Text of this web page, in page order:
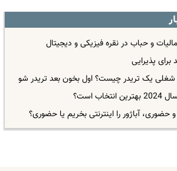
و حباب در نقره فیزیکی و دیجیتال
برای پذیرایی
یک تریدر چیست؟ اول بخون بعد تریدر شو
است؟
حضوری، آباژور را اینترنتی بخریم یا حضوری؟